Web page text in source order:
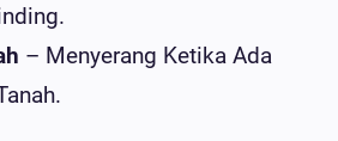
– Menyerang Ketika Ada